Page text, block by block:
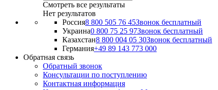
Смотреть все результаты
Нет результатов
Россия8 800 505 76 45Звонок бесплатный
Украина0 800 75 25 97Звонок бесплатный
Казахстан8 800 004 05 30Звонок бесплатный
Германия+49 89 143 773 000
Обратная связь
Обратный звонок
Консультации по поступлению
Контактная информация